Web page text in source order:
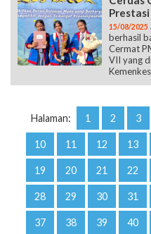
Prestasi
15/08/2025
berhasil
Cermat
VII yang
Halaman: 1 2 3
10 11 12 13
19 20 21 22
28 29 30 31
37 38 39 40